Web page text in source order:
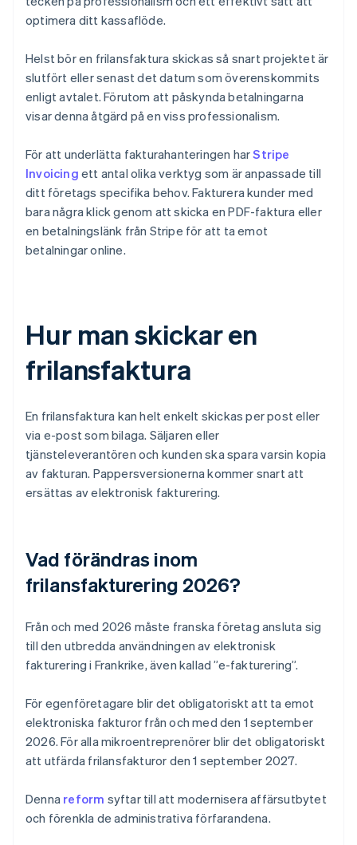
optimera ditt kassaflöde.
Helst bör en frilansfaktura skickas så snart projektet är
slutfört eller senast det datum som överenskommits
enligt avtalet. Förutom att påskynda betalningarna
visar denna åtgärd på en viss professionalism.
För att underlätta fakturahanteringen harStripe
Invoicing ett antal olika verktyg som är anpassade till
ditt företags specifika behov. Fakturera kunder med
bara några klick genom att skicka en PDF-faktura eller
en betalningslänk från Stripe för att ta emot
betalningar online.
Hur man skickar en
frilansfaktura
En frilansfaktura kan helt enkelt skickas per post eller
via e-post som bilaga. Säljaren eller
tjänsteleverantören och kunden ska spara varsin kopia
av fakturan. Pappersversionerna kommer snart att
ersättas av elektronisk fakturering.
Vad förändras inom
frilansfakturering 2026?
Från och med 2026 måste franska företag ansluta sig
till den utbredda användningen av elektronisk
fakturering i Frankrike, även kallad ”e-fakturering”.
För egenföretagare blir det obligatoriskt att ta emot
elektroniska fakturor från och med den 1 september
2026. För alla mikroentreprenörer blir det obligatoriskt
att utfärda frilansfakturor den 1 september 2027.
Denna reform syftar till att modernisera affärsutbytet
och förenkla de administrativa förfarandena.
Australien
English